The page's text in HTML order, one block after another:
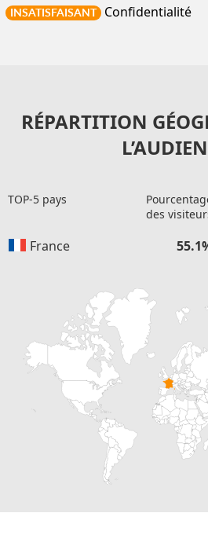
INSATISFAISANT Confidentialité
RÉPARTITION
TOP-5 pays
des
France